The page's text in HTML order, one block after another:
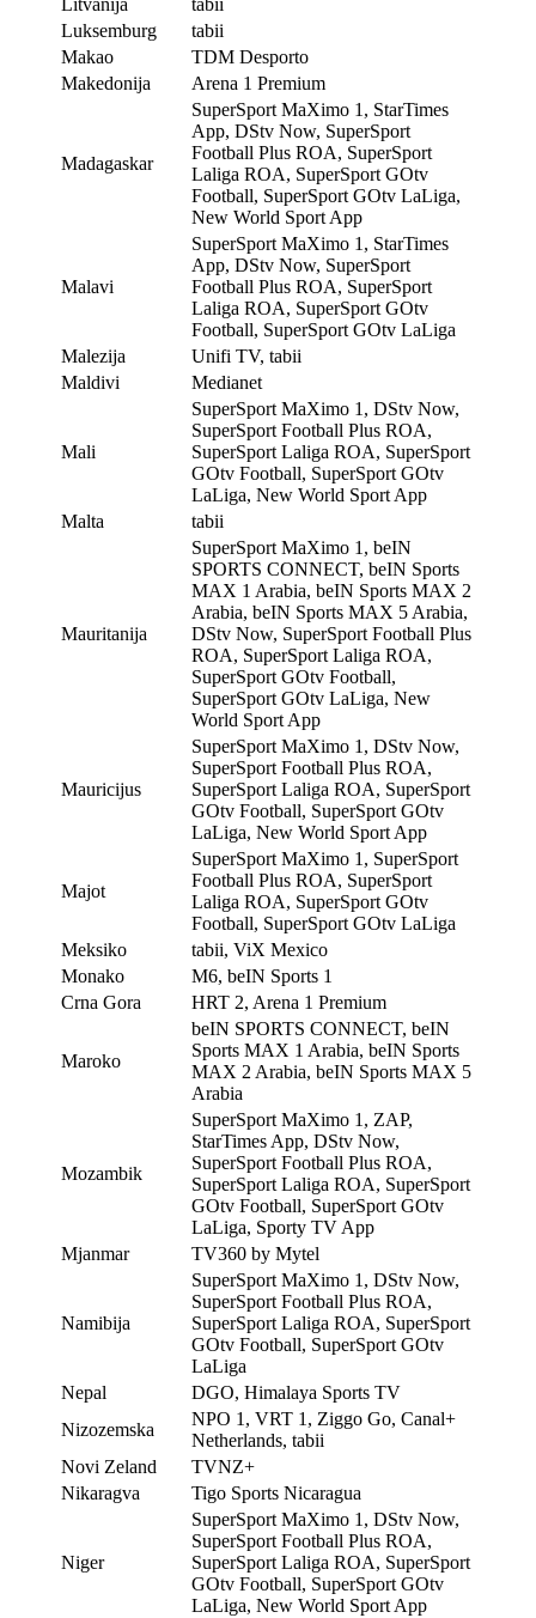
Litvanija
tabii
Luksemburg
tabii
Makao
TDM Desporto
Makedonija
Arena 1 Premium
Madagaskar
SuperSport MaXimo 1, StarTimes
App, DStv Now, SuperSport
Football Plus ROA, SuperSport
Laliga ROA, SuperSport GOtv
Football, SuperSport GOtv LaLiga,
New World Sport App
Malavi
SuperSport MaXimo 1, StarTimes
App, DStv Now, SuperSport
Football Plus ROA, SuperSport
Laliga ROA, SuperSport GOtv
Football, SuperSport GOtv LaLiga
Malezija
Unifi TV, tabii
Maldivi
Medianet
Mali
SuperSport MaXimo 1, DStv Now,
SuperSport Football Plus ROA,
SuperSport Laliga ROA, SuperSport
GOtv Football, SuperSport GOtv
LaLiga, New World Sport App
Malta
tabii
Mauritanija
SuperSport MaXimo 1, beIN
SPORTS CONNECT, beIN Sports
MAX 1 Arabia, beIN Sports MAX 2
Arabia, beIN Sports MAX 5 Arabia,
DStv Now, SuperSport Football Plus
ROA, SuperSport Laliga ROA,
SuperSport GOtv Football,
SuperSport GOtv LaLiga, New
World Sport App
Mauricijus
SuperSport MaXimo 1, DStv Now,
SuperSport Football Plus ROA,
SuperSport Laliga ROA, SuperSport
GOtv Football, SuperSport GOtv
LaLiga, New World Sport App
Majot
SuperSport MaXimo 1, SuperSport
Football Plus ROA, SuperSport
Laliga ROA, SuperSport GOtv
Football, SuperSport GOtv LaLiga
Meksiko
tabii, ViX Mexico
Monako
M6, beIN Sports 1
Crna Gora
HRT 2, Arena 1 Premium
Maroko
beIN SPORTS CONNECT, beIN
Sports MAX 1 Arabia, beIN Sports
MAX 2 Arabia, beIN Sports MAX 5
Arabia
Mozambik
SuperSport MaXimo 1, ZAP,
StarTimes App, DStv Now,
SuperSport Football Plus ROA,
SuperSport Laliga ROA, SuperSport
GOtv Football, SuperSport GOtv
LaLiga, Sporty TV App
Mjanmar
TV360 by Mytel
Namibija
SuperSport MaXimo 1, DStv Now,
SuperSport Football Plus ROA,
SuperSport Laliga ROA, SuperSport
GOtv Football, SuperSport GOtv
LaLiga
Nepal
DGO, Himalaya Sports TV
Nizozemska
NPO 1, VRT 1, Ziggo Go, Canal+
Netherlands, tabii
Novi Zeland
TVNZ+
Nikaragva
Tigo Sports Nicaragua
Niger
SuperSport MaXimo 1, DStv Now,
SuperSport Football Plus ROA,
SuperSport Laliga ROA, SuperSport
GOtv Football, SuperSport GOtv
LaLiga, New World Sport App